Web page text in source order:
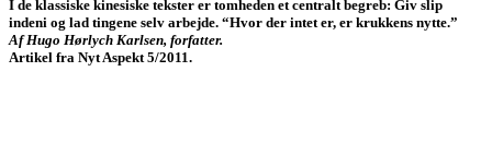
I de klassiske kinesiske tekster er tomheden et centralt begreb: Giv slip
indeni og lad tingene selv arbejde. “Hvor der intet er, er krukkens nytte.”
Af Hugo Hørlych Karlsen, forfatter.
Artikel fra Nyt Aspekt 5/2011.